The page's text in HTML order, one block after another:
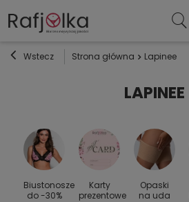
Wstecz Strona główna Lapinee
LAPINEE
Biustonosze
do -30%
Karty
prezentowe
Opaski
na uda